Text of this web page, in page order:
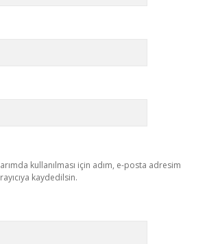
kullanılması için adım, e-posta adresim
kaydedilsin.